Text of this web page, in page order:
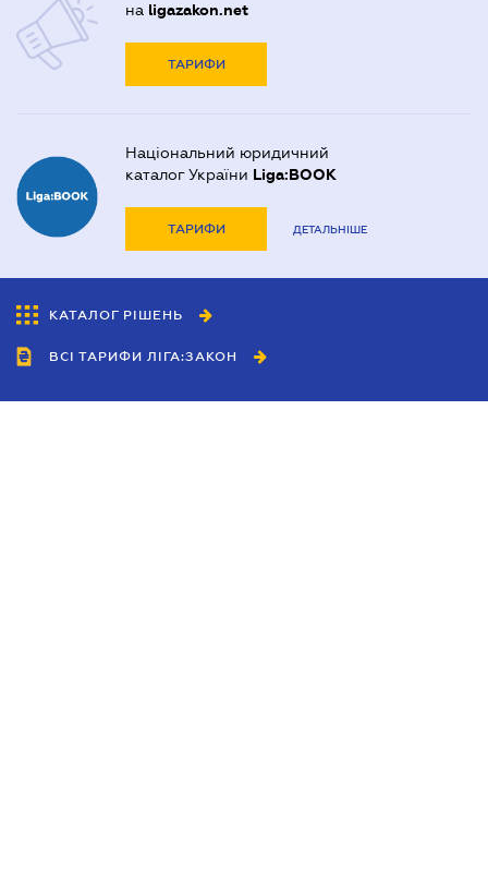
на ligazakon.net
ТАРИФИ
Національний юридичний
каталог України Liga:BOOK
ТАРИФИ ДЕТАЛЬНІШЕ
КАТАЛОГ РІШЕНЬ
ВСІ ТАРИФИ ЛІГА:ЗАКОН